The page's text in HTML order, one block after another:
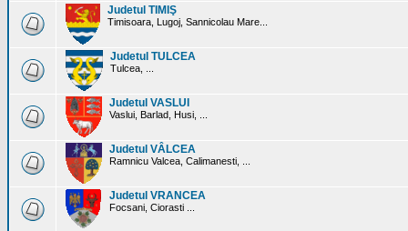
Judetul TIMIŞ
Timisoara, Lugoj, Sannicolau Mare...
Judetul TULCEA
Tulcea, ...
Judetul VASLUI
Vaslui, Barlad, Husi, ...
Judetul VÂLCEA
Ramnicu Valcea, Calimanesti, ...
Judetul VRANCEA
Focsani, Ciorasti ...